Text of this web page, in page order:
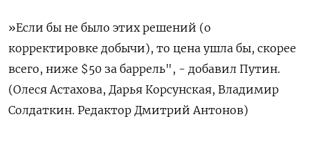
»Если бы не было этих решений (о
корректировке добычи), то цена ушла бы, скорее
всего, ниже $50 за баррель", - добавил Путин.
(Олеся Астахова, Дарья Корсунская, Владимир
Солдаткин. Редактор Дмитрий Антонов)